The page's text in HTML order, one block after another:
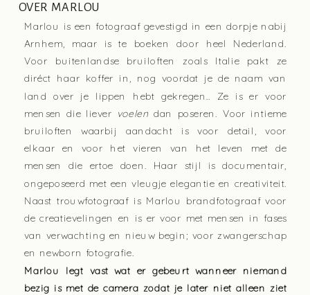
OVER MARLOU
Marlou is een fotograaf gevestigd in een dorpje nabij
Arnhem, maar is te boeken door heel Nederland.
Voor buitenlandse bruiloften zoals Italie pakt ze
diréct haar koffer in, nog voordat je de naam van
land over je lippen hebt gekregen.. Ze is er voor
mensen die liever voelen dan poseren. Voor intieme
bruiloften waarbij aandacht is voor detail, voor
elkaar en voor het vieren van het leven met de
mensen die ertoe doen. Haar stijl is documentair,
ongeposeerd met een vleugje elegantie en creativiteit.
Naast trouwfotograaf is Marlou brandfotograaf voor
de creatievelingen en is er voor met mensen in fases
van verwachting en nieuw begin; voor zwangerschap
en newborn fotografie.
Marlou legt vast wat er gebeurt wanneer niemand
bezig is met de camera zodat je later niet alleen ziet